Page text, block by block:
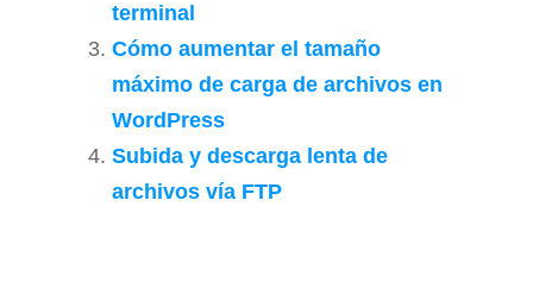
terminal
Cómo aumentar el tamaño
máximo de carga de archivos en
WordPress
Subida y descarga lenta de
archivos vía FTP